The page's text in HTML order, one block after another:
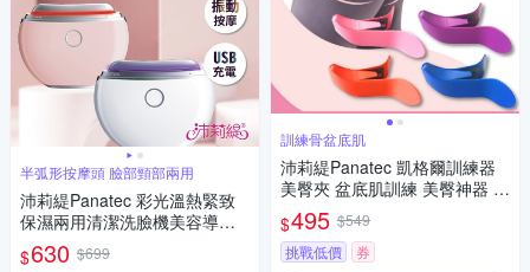
半弧形按摩頭 臉部頸部兩用
沛莉緹Panatec 彩光溫熱緊致
保濕兩用清潔洗臉機美容導入
儀 K-385
$630 $699
訓練骨盆底肌
沛莉緹Panatec 凱格爾訓練器
美臀夾 盆底肌訓練 美臀神器 緊
實翹臀 健身蜜桃臀 K-163
$495 $549
挑戰低價
券